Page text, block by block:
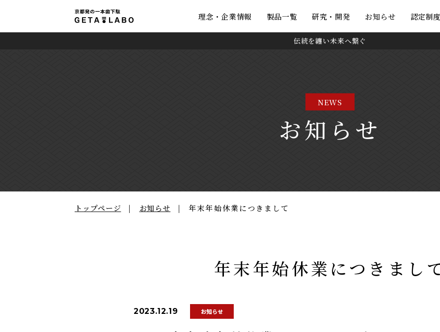
理念・企業情報 製品一覧 研究・開発 お知らせ 認定制度
伝統を纏い未来へ繋ぐ
NEWS
お知らせ
トップページ お知らせ 年末年始休業につきまして
年末年始休業につきまし
2023.12.19 お知らせ